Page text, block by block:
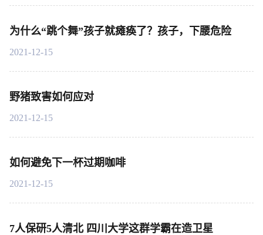
为什么“跳个舞”孩子就瘫痪了？孩子，下腰危险
2021-12-15
野猪致害如何应对
2021-12-15
如何避免下一杯过期咖啡
2021-12-15
7人保研5人清北 四川大学这群学霸在造卫星